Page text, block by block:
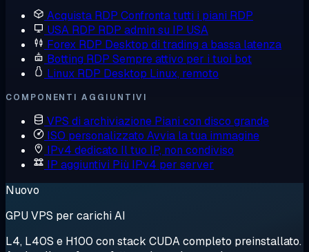
Acquista RDP Confronta tutti i piani RDP
USA RDP RDP admin su IP USA
Forex RDP Desktop di trading a bassa latenza
Botting RDP Sempre attivo per i tuoi bot
Linux RDP Desktop Linux, remoto
COMPONENTI AGGIUNTIVI
VPS di archiviazione Piani con disco grande
ISO personalizzato Avvia la tua immagine
IPv4 dedicato Il tuo IP, non condiviso
IP aggiuntivi Più IPv4 per server
Nuovo
GPU VPS per carichi AI
L4, L40S e H100 con stack CUDA completo preinstallato.